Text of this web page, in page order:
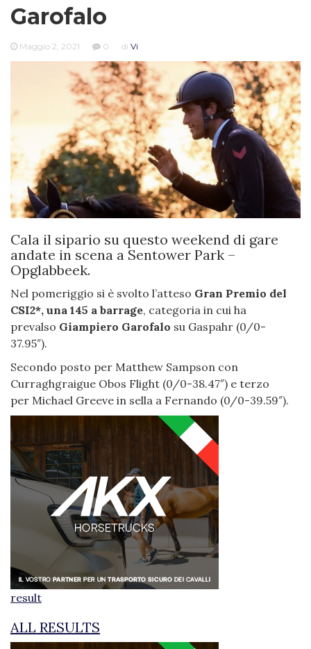
Garofalo
Maggio 2, 2021 0 di Vi
Cala il sipario su questo weekend di gare
andate in scena a Sentower Park –
Opglabbeek.
Nel pomeriggio si è svolto l’atteso Gran Premio del
CSI2*, una 145 a barrage, categoria in cui ha
prevalso Giampiero Garofalo su Gaspahr (0/0-
37.95″).
Secondo posto per Matthew Sampson con
Curraghgraigue Obos Flight (0/0-38.47″) e terzo
per Michael Greeve in sella a Fernando (0/0-39.59″).
result
ALL RESULTS